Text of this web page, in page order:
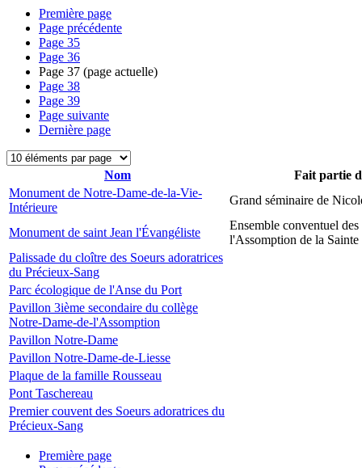
Première page
Page précédente
Page 35
Page 36
Page 37 (page actuelle)
Page 38
Page 39
Page suivante
Dernière page
Nom
Fait partie
Monument de Notre-Dame-de-la-Vie-
Intérieure
Grand séminaire de
Monument de saint Jean l'Évangéliste
Ensemble conventuel des
l'Assomption de la
Palissade du cloître des Soeurs adoratrices
du Précieux-Sang
Parc écologique de l'Anse du Port
Pavillon 3ième secondaire du collège
Notre-Dame-de-l'Assomption
Pavillon Notre-Dame
Pavillon Notre-Dame-de-Liesse
Plaque de la famille Rousseau
Pont Taschereau
Premier couvent des Soeurs adoratrices du
Précieux-Sang
Première page